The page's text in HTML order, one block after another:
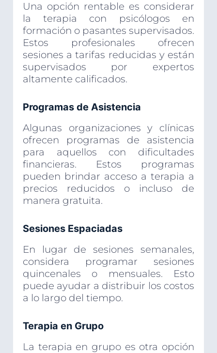
Una opción rentable es considerar
la terapia con psicólogos en
formación o pasantes supervisados.
Estos profesionales ofrecen
sesiones a tarifas reducidas y están
supervisados por expertos
altamente calificados.
Programas de Asistencia
Algunas organizaciones y clínicas
ofrecen programas de asistencia
para aquellos con dificultades
financieras. Estos programas
pueden brindar acceso a terapia a
precios reducidos o incluso de
manera gratuita.
Sesiones Espaciadas
En lugar de sesiones semanales,
considera programar sesiones
quincenales o mensuales. Esto
puede ayudar a distribuir los costos
a lo largo del tiempo.
Terapia en Grupo
La terapia en grupo es otra opción